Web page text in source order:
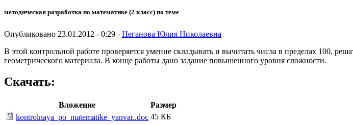
методическая разработка по математике (2 класс) по теме
Опубликовано 23.01.2012 - 0:29 - Неганова Юлия Николаевна
В этой контрольной работе проверяется умение складывать и вычитать числа в пределах 100,
геометрического материала. В конце работы дано задание повышенного уровня сложности.
Скачать:
Вложение
Размер
kontrolnaya_po_matematike_yanvar..doc 45 КБ